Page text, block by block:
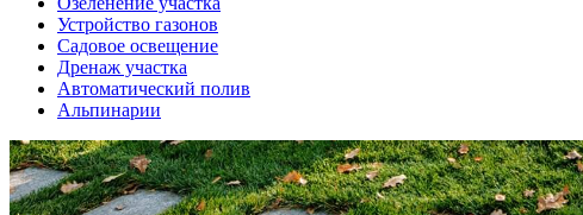
Устройство газонов
Садовое освещение
Дренаж участка
Автоматический полив
Альпинарии